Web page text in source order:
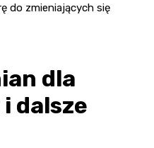
do zmieniających się
dla
dalsze